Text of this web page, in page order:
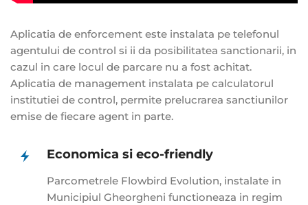
Aplicatia de enforcement este instalata pe telefonul
agentului de control si ii da posibilitatea sanctionarii, in
cazul in care locul de parcare nu a fost achitat.
Aplicatia de management instalata pe calculatorul
institutiei de control, permite prelucrarea sanctiunilor
emise de fiecare agent in parte.
Economica si eco-friendly
Parcometrele Flowbird Evolution, instalate in
Municipiul Gheorgheni functioneaza in regim